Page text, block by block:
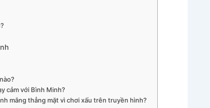
cảm với Bình Minh?
mắng thẳng mặt vì chơi xấu trên truyền hình?